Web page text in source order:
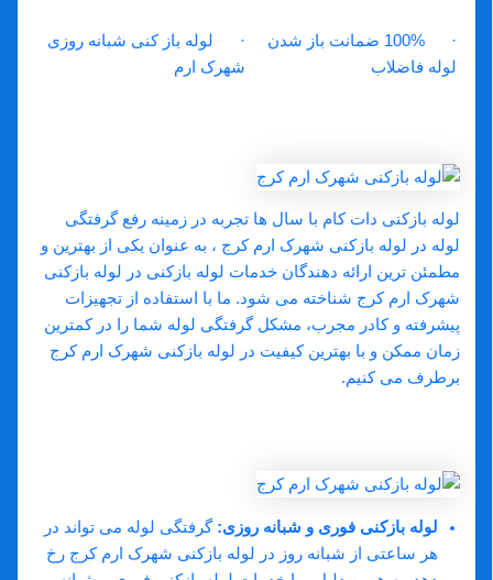
· 100% ضمانت باز شدن
لوله فاضلاب
· لوله باز کنی شبانه روزی
شهرک ارم
لوله بازکنی دات کام با سال ‌ها تجربه در زمینه رفع گرفتگی
لوله در لوله بازکنی شهرک ارم کرج ، به عنوان یکی از بهترین و
مطمئن‌ ترین ارائه دهندگان خدمات لوله بازکنی در لوله بازکنی
شهرک ارم کرج شناخته می‌ شود. ما با استفاده از تجهیزات
پیشرفته و کادر مجرب، مشکل گرفتگی لوله شما را در کمترین
زمان ممکن و با بهترین کیفیت در لوله بازکنی شهرک ارم کرج
برطرف می‌ کنیم.
لوله بازکنی فوری و شبانه‌ روزی: گرفتگی لوله می ‌تواند در
هر ساعتی از شبانه روز در لوله بازکنی شهرک ارم کرج رخ